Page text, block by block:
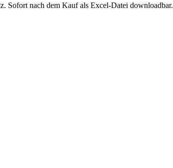
. Sofort nach dem Kauf als Excel-Datei downloadbar.